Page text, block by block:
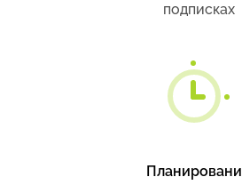
подписках